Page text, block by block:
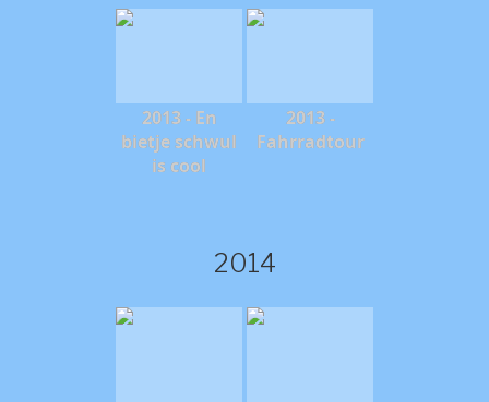
2013 - En
bietje schwul
is cool
2013 -
Fahrradtour
2014